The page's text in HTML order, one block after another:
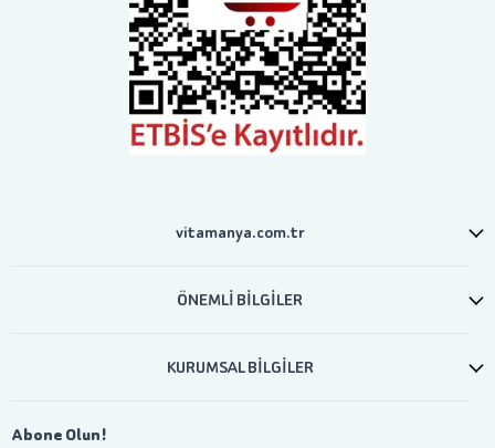
vitamanya.com.tr
ÖNEMLİ BİLGİLER
KURUMSAL BİLGİLER
Abone Olun!